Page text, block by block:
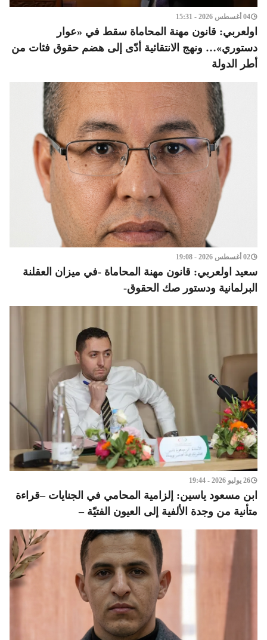
04 أغسطس 2026 - 15:31
اولعربي: قانون مهنة المحاماة سقط في «عوار
دستوري»… ونهج الانتقائية أدّى إلى هضم حقوق فئات من
أطر الدولة
02 أغسطس 2026 - 19:08
سعيد اولعربي: قانون مهنة المحاماة -في ميزان العقلنة
البرلمانية ودستور صك الحقوق-
26 يوليو 2026 - 19:44
ابن مسعود ياسين: إلزامية المحامي في الجنايات –قراءة
متأنية من وجدة الألفية إلى العيون الفتيّة –